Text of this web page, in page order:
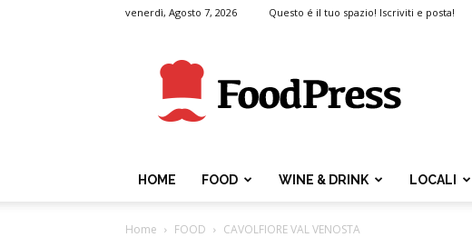
venerdì, Agosto 7, 2026 Questo é il tuo spazio! Iscriviti e posta!
FoodPress
HOME FOOD WINE & DRINK LOCALI
Home FOOD CAVOLFIORE VAL VENOSTA